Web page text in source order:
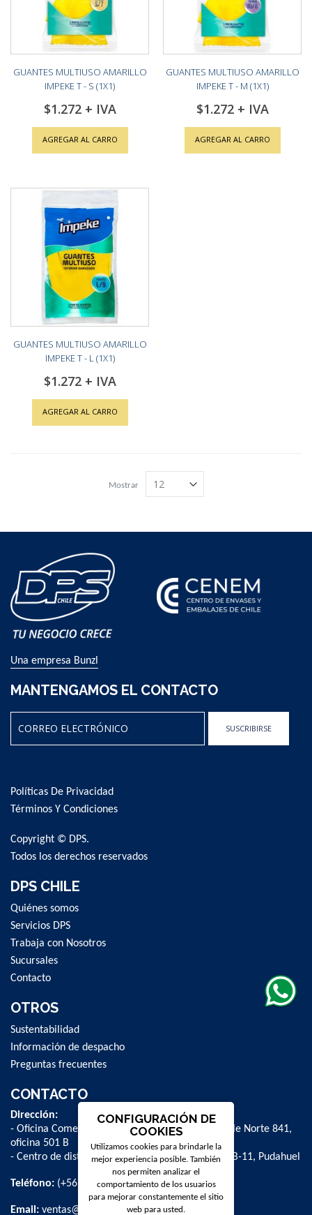
GUANTES MULTIUSO AMARILLO
IMPEKE T - S (1X1)
$1.272
AGREGAR AL CARRO
GUANTES MULTIUSO AMARILLO
IMPEKE T - M (1X1)
$1.272
AGREGAR AL CARRO
GUANTES MULTIUSO AMARILLO
IMPEKE T - L (1X1)
$1.272
AGREGAR AL CARRO
Mostrar
Una empresa Bunzl
MANTENGAMOS EL CONTACTO
Our
Newsletter:
SUSCRIBIRSE
Políticas De Privacidad
Términos Y Condiciones
Copyright © DPS.
Todos los derechos reservados
DPS CHILE
Quiénes somos
Servicios DPS
Trabaja con Nosotros
Sucursales
Contacto
OTROS
Sustentabilidad
Información de despacho
Preguntas frecuentes
CONTACTO
Dirección:
- Oficina Comercial y administrativa: Avenida Valle Norte 841,
oficina 501 B
- Centro de distribución: La Farfana 500, bodega B-11, Pudahuel
Teléfono: (+56 2) 2 584 8900
Email: ventas@dpschile.cl
CONFIGURACIÓN DE
COOKIES
Utilizamos cookies para brindarle la
mejor experiencia posible. También
nos permiten analizar el
comportamiento de los usuarios
para mejorar constantemente el sitio
web para usted.